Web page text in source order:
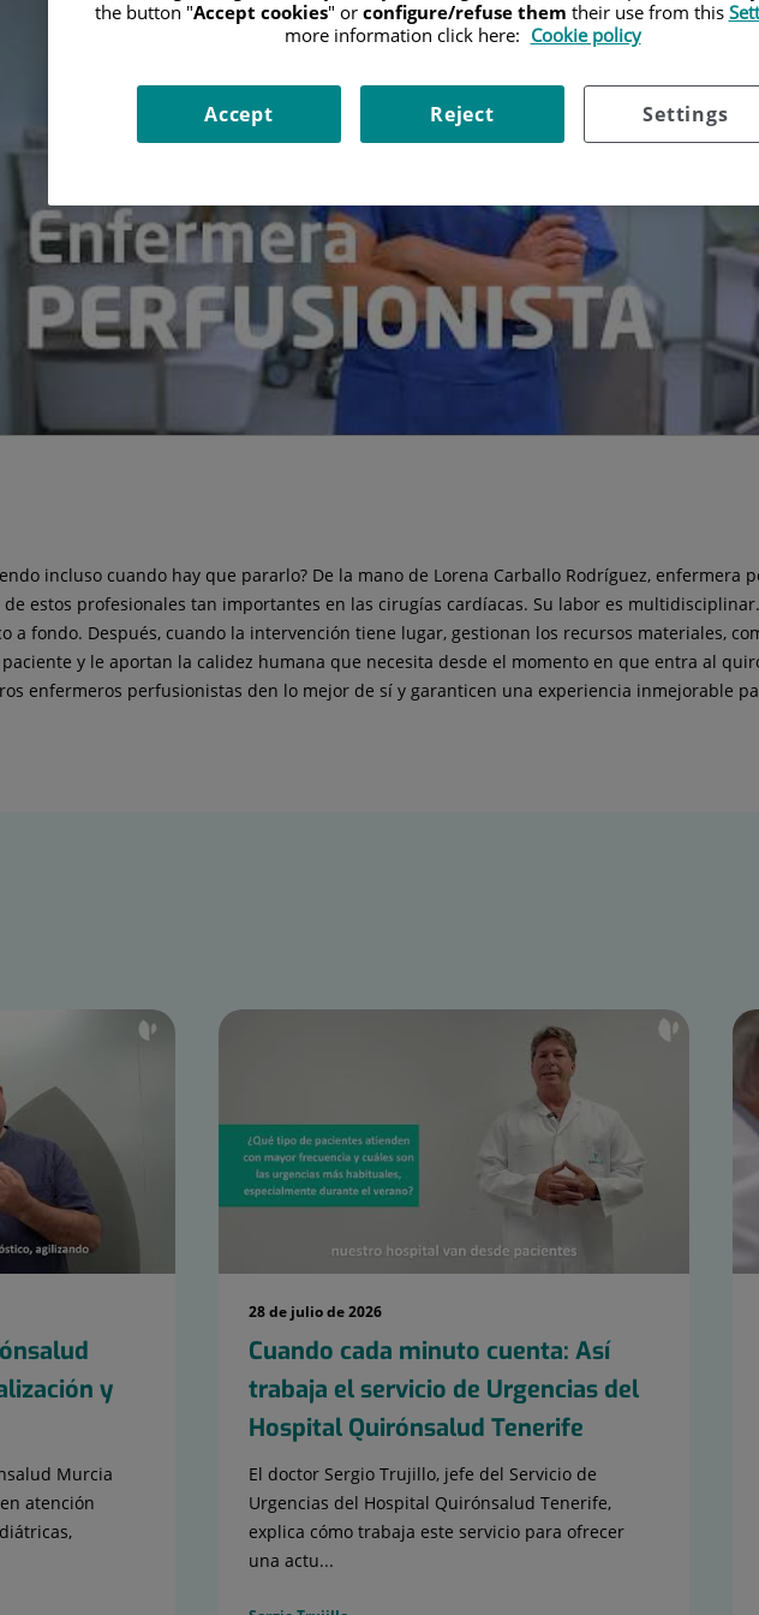
incluso cuando hay que pararlo? De la mano de Lorena Carballo Rodríguez,
de estos profesionales tan importantes en las cirugías cardíacas. Su labor es
a fondo. Después, cuando la intervención tiene lugar, gestionan los recursos materiales,
y le aportan la calidez humana que necesita desde el momento en que entra al
enfermeros perfusionistas den lo mejor de sí y garanticen una experiencia inmejorable
y
Murcia
atención
28 de julio de 2026
Cuando cada minuto cuenta: Así
trabaja el servicio de Urgencias del
Hospital Quirónsalud Tenerife
El doctor Sergio Trujillo, jefe del Servicio de
Urgencias del Hospital Quirónsalud Tenerife,
explica cómo trabaja este servicio para ofrecer
una actu...
the button "Accept cookies" or configure/refuse them their use from this
more information click here: Cookie policy
Settings
Reject
Accept